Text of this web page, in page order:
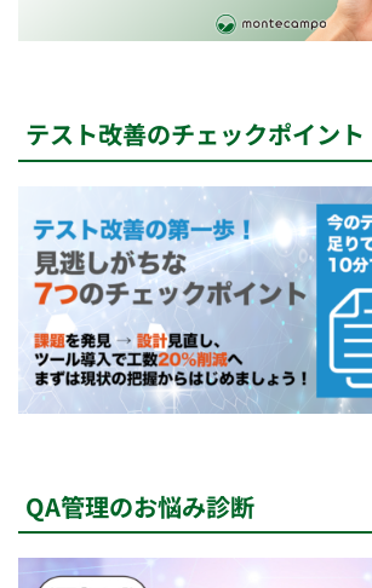
テスト改善のチェックポイント
QA管理のお悩み診断